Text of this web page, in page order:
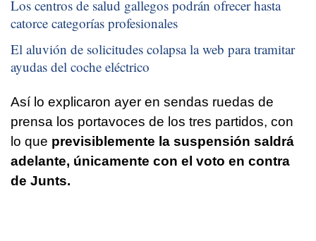
Los centros de salud gallegos podrán ofrecer hasta
catorce categorías profesionales
El aluvión de solicitudes colapsa la web para tramitar
ayudas del coche eléctrico
Así lo explicaron ayer en sendas ruedas de
prensa los portavoces de los tres partidos, con
lo que previsiblemente la suspensión saldrá
adelante, únicamente con el voto en contra
de Junts.